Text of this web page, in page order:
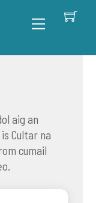
Menu
aig an
Cultar na
cumail